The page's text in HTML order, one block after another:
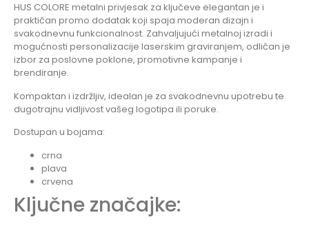
HUS COLORE metalni privjesak za ključeve elegantan je i
praktičan promo dodatak koji spaja moderan dizajn i
svakodnevnu funkcionalnost. Zahvaljujući metalnoj izradi i
mogućnosti personalizacije laserskim graviranjem, odličan je
izbor za poslovne poklone, promotivne kampanje i
brendiranje.
Kompaktan i izdržljiv, idealan je za svakodnevnu upotrebu te
dugotrajnu vidljivost vašeg logotipa ili poruke.
Dostupan u bojama:
crna
plava
crvena
Ključne značajke: